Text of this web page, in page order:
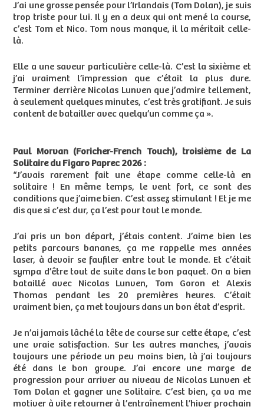
J’ai une grosse pensée pour l’Irlandais (Tom Dolan), je suis
trop triste pour lui. Il y en a deux qui ont mené la course,
c’est Tom et Nico. Tom nous manque, il la méritait celle-
là.
Elle a une saveur particulière celle-là. C’est la sixième et
j’ai vraiment l’impression que c’était la plus dure.
Terminer derrière Nicolas Lunven que j’admire tellement,
à seulement quelques minutes, c’est très gratifiant. Je suis
content de batailler avec quelqu’un comme ça ».
Paul Morvan (Foricher-French Touch), troisième de La
Solitaire du Figaro Paprec 2026 :
“J’avais rarement fait une étape comme celle-là en
solitaire ! En même temps, le vent fort, ce sont des
conditions que j’aime bien. C’est assez stimulant ! Et je me
dis que si c’est dur, ça l’est pour tout le monde.
J’ai pris un bon départ, j’étais content. J’aime bien les
petits parcours bananes, ça me rappelle mes années
laser, à devoir se faufiler entre tout le monde. Et c’était
sympa d’être tout de suite dans le bon paquet. On a bien
bataillé avec Nicolas Lunven, Tom Goron et Alexis
Thomas pendant les 20 premières heures. C’était
vraiment bien, ça met toujours dans un bon état d’esprit.
Je n’ai jamais lâché la tête de course sur cette étape, c’est
une vraie satisfaction. Sur les autres manches, j’avais
toujours une période un peu moins bien, là j’ai toujours
été dans le bon groupe. J’ai encore une marge de
progression pour arriver au niveau de Nicolas Lunven et
Tom Dolan et gagner une Solitaire. C’est bien, ça va me
motiver à vite retourner à l’entraînement l’hiver prochain